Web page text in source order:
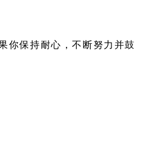
你保持耐心，不断努力并鼓